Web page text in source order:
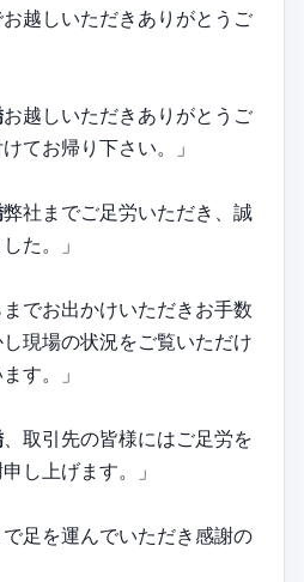
越しいただきありがとうご
お越しいただきありがとうご
てお帰り下さい。」
弊社までご足労いただき、誠
た。」
までお出かけいただきお手数
現場の状況をご覧いただけ
す。」
、取引先の皆様にはご足労を
し上げます。」
足を運んでいただき感謝の